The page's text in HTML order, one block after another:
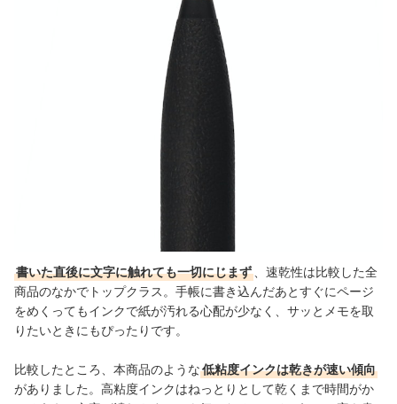
書いた直後に文字に触れても一切にじまず
、速乾性は比較した全
商品のなかでトップクラス。手帳に書き込んだあとすぐにページ
をめくってもインクで紙が汚れる心配が少なく、サッとメモを取
りたいときにもぴったりです。
比較したところ、本商品のような低粘度インクは乾きが速い傾向
がありました。高粘度インクはねっとりとして乾くまで時間がか